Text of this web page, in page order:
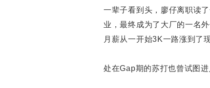
一辈子看到头，廖仔离职读
业，最终成为了大厂的一名
月薪从一开始3K一路涨到了
处在Gap期的苏打也曾试图进